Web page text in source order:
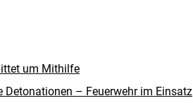
um Mithilfe
Detonationen – Feuerwehr im Einsatz